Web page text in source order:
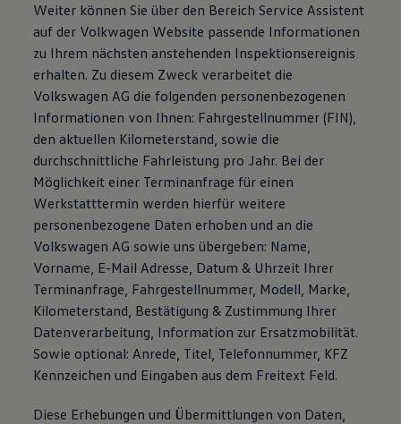
Weiter können Sie über den Bereich Service Assistent
auf der Volkwagen Website passende Informationen
zu Ihrem nächsten anstehenden Inspektionsereignis
erhalten. Zu diesem Zweck verarbeitet die
Volkswagen AG die folgenden personenbezogenen
Informationen von Ihnen: Fahrgestellnummer (FIN),
den aktuellen Kilometerstand, sowie die
durchschnittliche Fahrleistung pro Jahr. Bei der
Möglichkeit einer Terminanfrage für einen
Werkstatttermin werden hierfür weitere
personenbezogene Daten erhoben und an die
Volkswagen AG sowie uns übergeben: Name,
Vorname, E-Mail Adresse, Datum & Uhrzeit Ihrer
Terminanfrage, Fahrgestellnummer, Modell, Marke,
Kilometerstand, Bestätigung & Zustimmung Ihrer
Datenverarbeitung, Information zur Ersatzmobilität.
Sowie optional: Anrede, Titel, Telefonnummer, KFZ
Kennzeichen und Eingaben aus dem Freitext Feld.
Diese Erhebungen und Übermittlungen von Daten,